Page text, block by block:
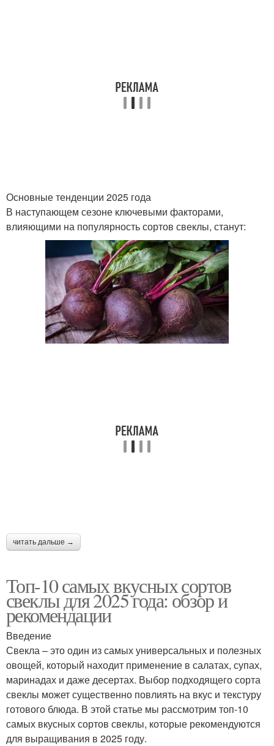
Крупноплодные сорта Новый сорт
Основные тенденции 2025 года
В наступающем сезоне ключевыми факторами,
влияющими на популярность сортов свеклы, станут:
читать дальше →
Топ-10 самых вкусных сортов
свеклы для 2025 года: обзор и
рекомендации
Введение
Свекла – это один из самых универсальных и полезных
овощей, который находит применение в салатах, супах,
маринадах и даже десертах. Выбор подходящего сорта
свеклы может существенно повлиять на вкус и текстуру
готового блюда. В этой статье мы рассмотрим топ-10
самых вкусных сортов свеклы, которые рекомендуются
для выращивания в 2025 году.